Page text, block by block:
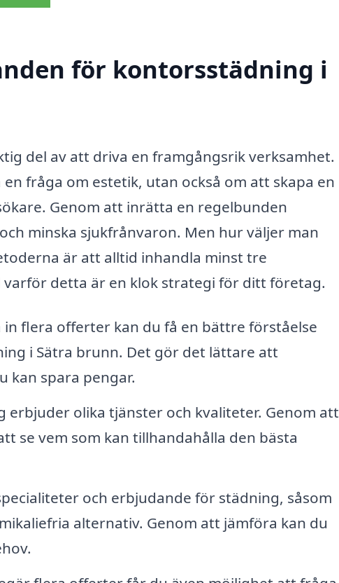
för kontorsstädning i
del av att driva en framgångsrik verksamhet.
fråga om estetik, utan också om att skapa en
Genom att inrätta en regelbunden
minska sjukfrånvaron. Men hur väljer man
är att alltid inhandla minst tre
detta är en klok strategi för ditt företag.
in flera offerter kan du få en bättre förståelse
i Sätra brunn. Det gör det lättare att
kan spara pengar.
erbjuder olika tjänster och kvaliteter. Genom att
se vem som kan tillhandahålla den bästa
och erbjudande för städning, såsom
alternativ. Genom att jämföra kan du